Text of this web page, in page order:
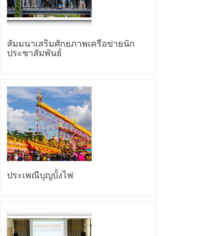
สัมมนาเสริมศักยภาพเครือข่ายนัก
ประชาสัมพันธ์
ประเพณีบุญบั้งไฟ